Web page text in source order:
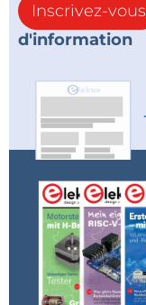
Inscrivez-vous
d'information